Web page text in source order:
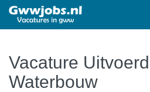
Vacature
Waterbouw